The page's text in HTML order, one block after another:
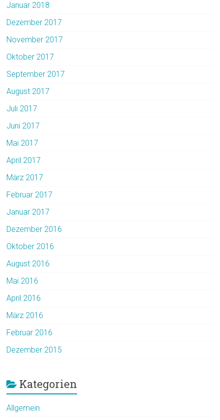
Januar 2018
Dezember 2017
November 2017
Oktober 2017
September 2017
August 2017
Juli 2017
Juni 2017
Mai 2017
April 2017
März 2017
Februar 2017
Januar 2017
Dezember 2016
Oktober 2016
August 2016
Mai 2016
April 2016
März 2016
Februar 2016
Dezember 2015
Kategorien
Allgemein